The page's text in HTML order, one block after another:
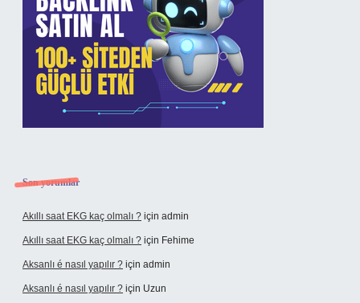
Son yorumlar
Akıllı saat EKG kaç olmalı ? için admin
Akıllı saat EKG kaç olmalı ? için Fehime
Aksanlı é nasıl yapılır ? için admin
Aksanlı é nasıl yapılır ? için Uzun